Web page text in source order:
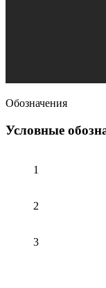
Обозначения
Условные
1
2
3